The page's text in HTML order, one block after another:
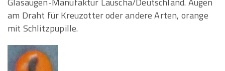
am Draht für Kreuzotter oder andere Arten, orange
mit Schlitzpupille.